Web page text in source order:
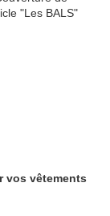
vos vêtements